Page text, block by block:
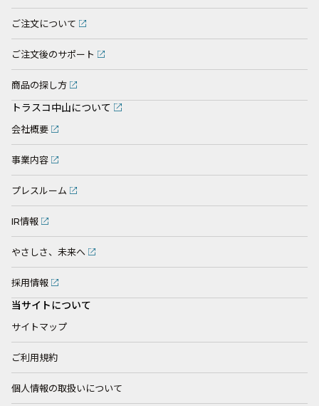
ご注文について
ご注文後のサポート
商品の探し方
トラスコ中山について
会社概要
事業内容
プレスルーム
IR情報
やさしさ、未来へ
採用情報
当サイトについて
サイトマップ
ご利用規約
個人情報の取扱いについて